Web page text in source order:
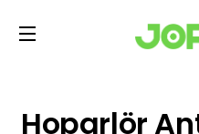
Hoparlör